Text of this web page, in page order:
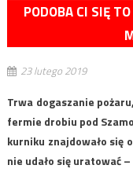
PODOBA CI SIĘ
23 lutego 2019
​Trwa dogaszanie
fermie drobiu pod
kurniku znajdowało się
nie udało się uratować